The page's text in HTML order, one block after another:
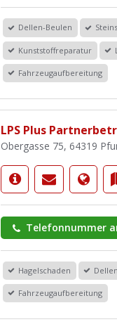
Dellen-Beulen
Kunststoffreparatur
Fahrzeugaufbereitung
LPS Plus
Obergasse 75, 64319
Telefonnummer
Hagelschaden
Fahrzeugaufbereitung